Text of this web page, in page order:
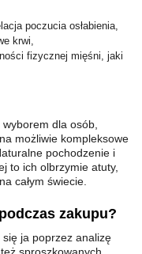
poczucia osłabienia,
krwi,
fizycznej mięśni, jaki
dla osób,
możliwie kompleksowe
pochodzenie i
to ich olbrzymie atuty,
całym świecie.
zakupu?
ja poprzez analizę
sproszkowanych